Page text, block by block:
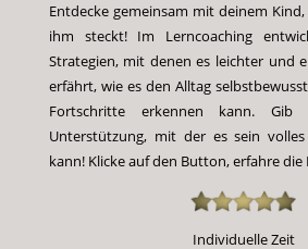
Entdecke gemeinsam mit deinem
ihm steckt! Im Lerncoaching
Strategien, mit denen es leichter und
erfährt, wie es den Alltag
Fortschritte erkennen kann.
Unterstützung, mit der es sein
kann! Klicke auf den Button, erfahre die
Individuelle Zeit